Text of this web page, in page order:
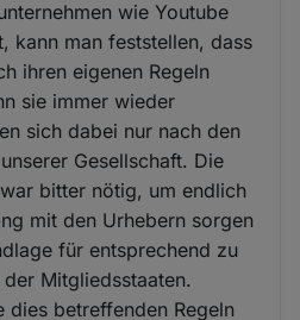
wie Youtube
kann man feststellen, dass
ihren eigenen Regeln
sie immer wieder
sich dabei nur nach den
Gesellschaft. Die
bitter nötig, um endlich
mit den Urhebern sorgen
für entsprechend zu
Mitgliedsstaaten.
dies betreffenden Regeln